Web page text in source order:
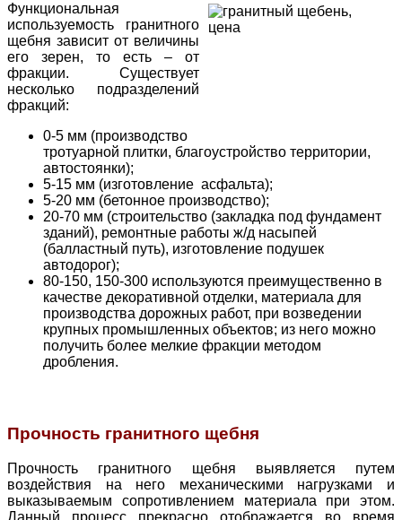
Функциональная
используемость гранитного
щебня зависит от величины
его зерен, то есть – от
фракции. Существует
несколько подразделений
фракций:
0-5 мм (производство
тротуарной плитки, благоустройство территории,
автостоянки);
5-15 мм (изготовление асфальта);
5-20 мм (бетонное производство);
20-70 мм (строительство (закладка под фундамент
зданий), ремонтные работы ж/д насыпей
(балластный путь), изготовление подушек
автодорог);
80-150, 150-300 используются преимущественно в
качестве декоративной отделки, материала для
производства дорожных работ, при возведении
крупных промышленных объектов; из него можно
получить более мелкие фракции методом
дробления.
Прочность гранитного щебня
Прочность гранитного щебня выявляется путем
воздействия на него механическими нагрузками и
выказываемым сопротивлением материала при этом.
Данный процесс прекрасно отображается во время